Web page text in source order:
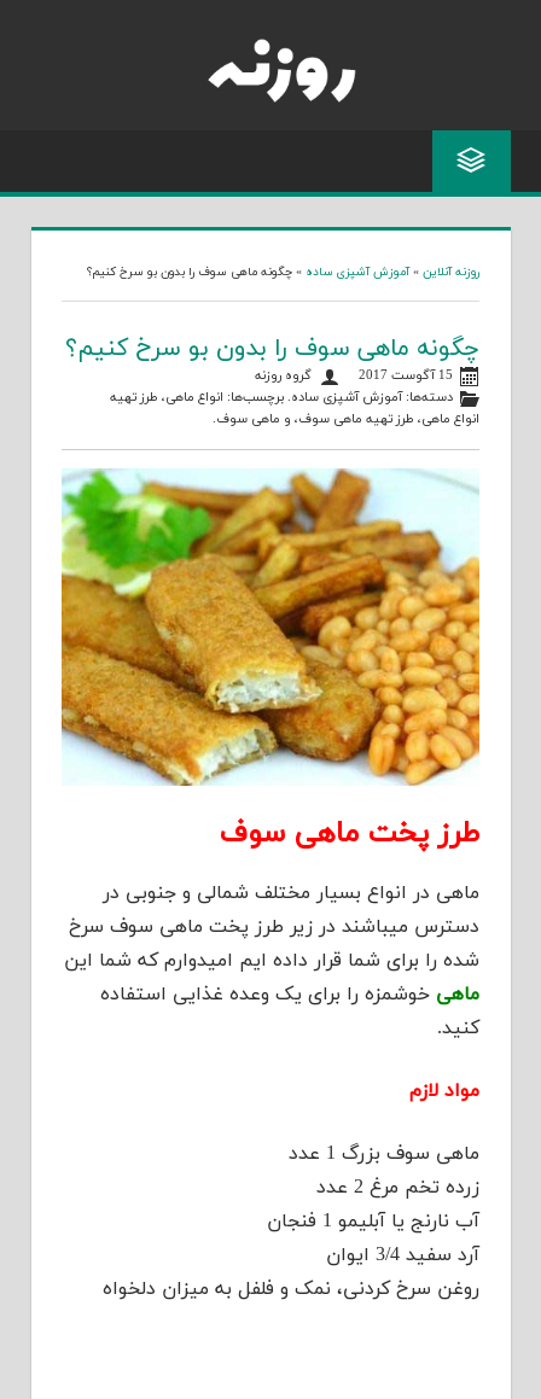
روزنه آنلاین »آموزش آشپزی ساده » چگونه ماهی سوف را بدون بو سرخ کنیم؟
چگونه ماهی سوف را بدون بو سرخ کنیم؟
15 آگوست 2017
گروه روزنه
دسته‌ها:آموزش آشپزی ساده. برچسب‌ها: انواع ماهی، طرز تهیه
انواع ماهی، طرز تهیه ماهی سوف، و ماهی سوف.
طرز پخت ماهی سوف
ماهی در انواع بسیار مختلف شمالی و جنوبی در
دسترس میباشند در زیر طرز پخت ماهی سوف سرخ
شده را برای شما قرار داده ایم امیدوارم که شما این
ماهی خوشمزه را برای یک وعده غذایی استفاده
کنید.
مواد لازم
ماهی سوف بزرگ 1 عدد
زرده تخم مرغ 2 عدد
آب نارنج یا آبلیمو 1 فنجان
آرد سفید 3/4 ایوان
روغن سرخ کردنی، نمک و فلفل به میزان دلخواه